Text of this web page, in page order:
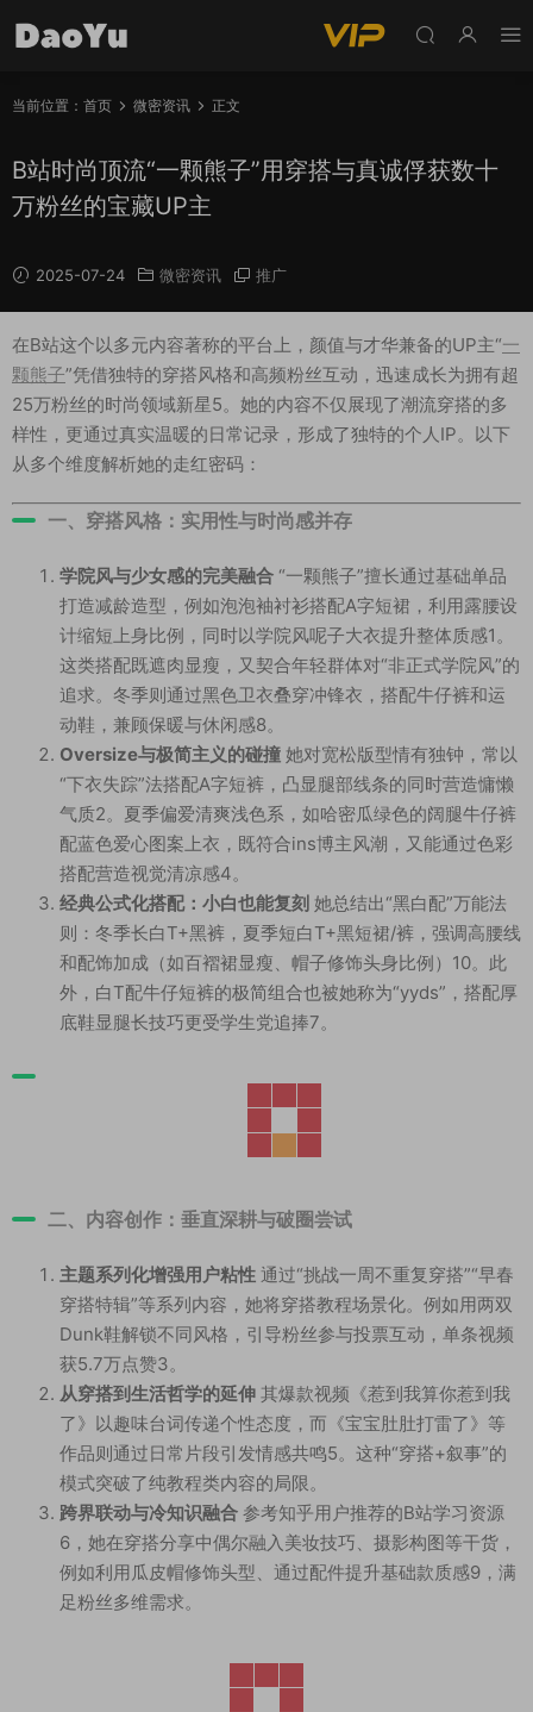
当前位置： 首页 微密资讯 正文
B站时尚顶流“一颗熊子”用穿搭与真诚俘获数十
万粉丝的宝藏UP主
2025-07-24 微密资讯 推广
在B站这个以多元内容著称的平台上，颜值与才华兼备的UP主“一
颗熊子”凭借独特的穿搭风格和高频粉丝互动，迅速成长为拥有超
25万粉丝的时尚领域新星5。她的内容不仅展现了潮流穿搭的多
样性，更通过真实温暖的日常记录，形成了独特的个人IP。以下
从多个维度解析她的走红密码：
一、穿搭风格：实用性与时尚感并存
学院风与少女感的完美融合 “一颗熊子”擅长通过基础单品
打造减龄造型，例如泡泡袖衬衫搭配A字短裙，利用露腰设
计缩短上身比例，同时以学院风呢子大衣提升整体质感1。
这类搭配既遮肉显瘦，又契合年轻群体对“非正式学院风”的
追求。冬季则通过黑色卫衣叠穿冲锋衣，搭配牛仔裤和运
动鞋，兼顾保暖与休闲感8。
Oversize与极简主义的碰撞 她对宽松版型情有独钟，常以
“下衣失踪”法搭配A字短裤，凸显腿部线条的同时营造慵懒
气质2。夏季偏爱清爽浅色系，如哈密瓜绿色的阔腿牛仔裤
配蓝色爱心图案上衣，既符合ins博主风潮，又能通过色彩
搭配营造视觉清凉感4。
经典公式化搭配：小白也能复刻 她总结出“黑白配”万能法
则：冬季长白T+黑裤，夏季短白T+黑短裙/裤，强调高腰线
和配饰加成（如百褶裙显瘦、帽子修饰头身比例） 10。此
外，白T配牛仔短裤的极简组合也被她称为“yyds”，搭配厚
底鞋显腿长技巧更受学生党追捧7。
二、内容创作：垂直深耕与破圈尝试
主题系列化增强用户粘性 通过“挑战一周不重复穿搭”“早春
穿搭特辑”等系列内容，她将穿搭教程场景化。例如用两双
Dunk鞋解锁不同风格，引导粉丝参与投票互动，单条视频
获5.7万点赞3。
从穿搭到生活哲学的延伸 其爆款视频《惹到我算你惹到我
了》以趣味台词传递个性态度，而《宝宝肚肚打雷了》等
作品则通过日常片段引发情感共鸣5。这种“穿搭+叙事”的
模式突破了纯教程类内容的局限。
跨界联动与冷知识融合 参考知乎用户推荐的B站学习资源
6 ，她在穿搭分享中偶尔融入美妆技巧、摄影构图等干货，
例如利用瓜皮帽修饰头型、通过配件提升基础款质感9 ，满
足粉丝多维需求。